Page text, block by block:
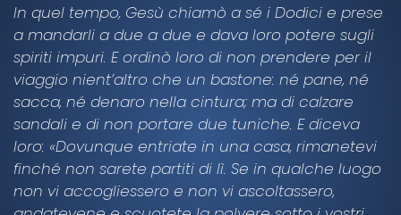
In quel tempo, Gesù chiamò a sé i Dodici e prese
a mandarli a due a due e dava loro potere sugli
spiriti impuri. E ordinò loro di non prendere per il
viaggio nient’altro che un bastone: né pane, né
sacca, né denaro nella cintura; ma di calzare
sandali e di non portare due tuniche. E diceva
loro: «Dovunque entriate in una casa, rimanetevi
finché non sarete partiti di lì. Se in qualche luogo
non vi accogliessero e non vi ascoltassero,